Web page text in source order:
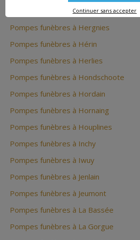
Pompes funèbres à Hem
Pompes funèbres à Hergnies
Pompes funèbres à Hérin
Pompes funèbres à Herlies
Pompes funèbres à Hondschoote
Pompes funèbres à Hordain
Pompes funèbres à Hornaing
Pompes funèbres à Houplines
Pompes funèbres à Inchy
Pompes funèbres à Iwuy
Pompes funèbres à Jenlain
Pompes funèbres à Jeumont
Pompes funèbres à La Bassée
Pompes funèbres à La Gorgue
Continuer sans accepter